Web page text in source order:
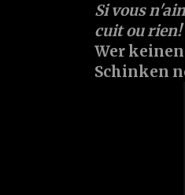
Si vous
cuit ou rien!
Wer
Schinken